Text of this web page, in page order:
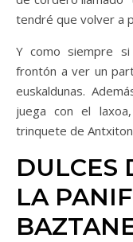
tendré que volver a
Y como siempre
frontón a ver un
euskaldunas.
juega con el
trinquete de
DULCES
LA